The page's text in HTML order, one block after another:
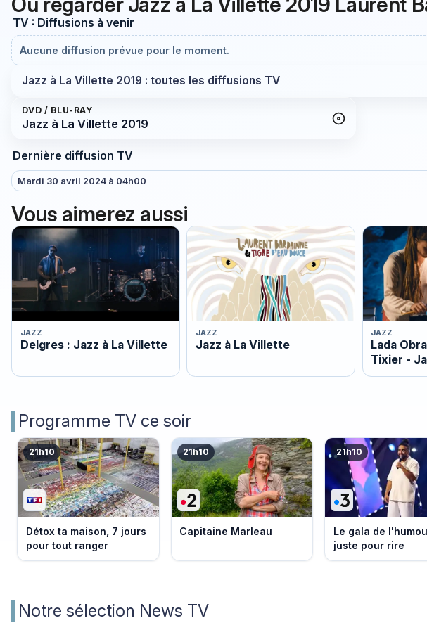
TV : Diffusions à venir
Aucune diffusion prévue pour le moment.
Jazz à La Villette 2019 : toutes les diffusions TV
DVD / BLU-RAY
Jazz à La Villette 2019
Dernière diffusion TV
Mardi 30 avril 2024 à 04h00
Vous aimerez aussi
JAZZ
Delgres : Jazz à La Villette
JAZZ
Jazz à La Villette
JAZZ
Lada
Tixier -
Programme TV ce soir
21h10
Détox ta maison, 7 jours
pour tout ranger
21h10
Capitaine Marleau
21h10
Le gala de
juste pour rire
Notre sélection News TV